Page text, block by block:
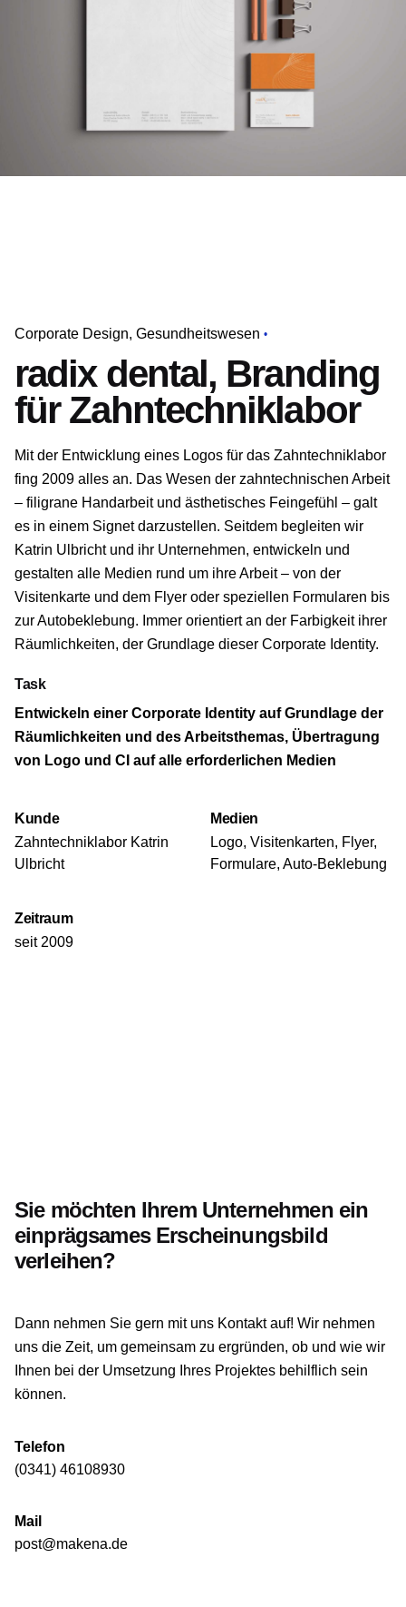
Corporate Design Gesundheitswesen
radix dental, Branding
für Zahntechniklabor
Mit der Entwicklung eines Logos für das Zahntechniklabor
fing 2009 alles an. Das Wesen der zahntechnischen Arbeit
– filigrane Handarbeit und ästhetisches Feingefühl – galt
es in einem Signet darzustellen. Seitdem begleiten wir
Katrin Ulbricht und ihr Unternehmen, entwickeln und
gestalten alle Medien rund um ihre Arbeit – von der
Visitenkarte und dem Flyer oder speziellen Formularen bis
zur Autobeklebung. Immer orientiert an der Farbigkeit ihrer
Räumlichkeiten, der Grundlage dieser Corporate Identity.
Task
Entwickeln einer Corporate Identity auf Grundlage der
Räumlichkeiten und des Arbeitsthemas, Übertragung
von Logo und CI auf alle erforderlichen Medien
Kunde
Zahntechniklabor Katrin
Ulbricht
Medien
Logo, Visitenkarten, Flyer,
Formulare, Auto-Beklebung
Zeitraum
seit 2009
Sie möchten Ihrem Unternehmen ein
einprägsames Erscheinungsbild
verleihen?
Dann nehmen Sie gern mit uns Kontakt auf! Wir nehmen
uns die Zeit, um gemeinsam zu ergründen, ob und wie wir
Ihnen bei der Umsetzung Ihres Projektes behilflich sein
können.
Telefon
(0341) 46108930
Mail
post@makena.de